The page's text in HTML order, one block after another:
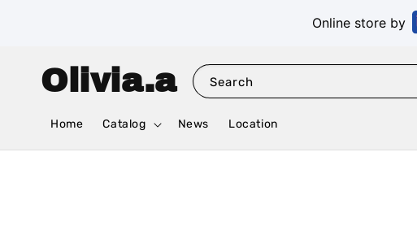
Online store by
Olivia.a Search
Home Catalog News Location